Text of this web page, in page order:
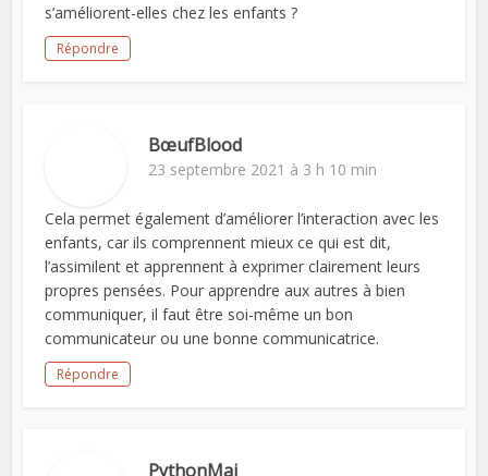
s’améliorent-elles chez les enfants ?
Répondre
BœufBlood
23 septembre 2021 à 3 h 10 min
Cela permet également d’améliorer l’interaction avec les
enfants, car ils comprennent mieux ce qui est dit,
l’assimilent et apprennent à exprimer clairement leurs
propres pensées. Pour apprendre aux autres à bien
communiquer, il faut être soi-même un bon
communicateur ou une bonne communicatrice.
Répondre
PythonMaj